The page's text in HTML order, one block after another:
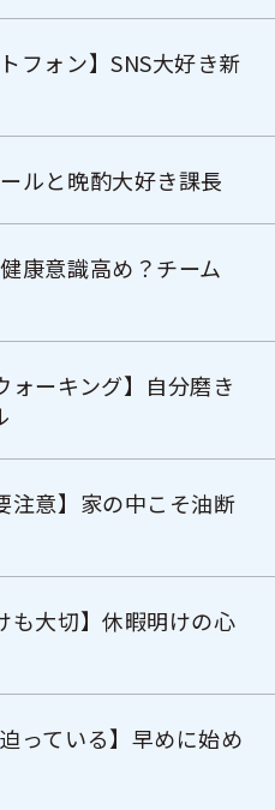
フォン】SNS大好き新
ルと晩酌大好き課長
康意識高め？チーム
ォーキング】自分磨き
注意】家の中こそ油断
も大切】休暇明けの心
っている】早めに始め